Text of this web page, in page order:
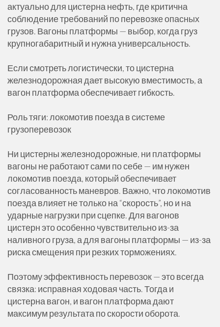
актуально для цистерна нефть, где критична
соблюдение требований по перевозке опасных
грузов. Вагоны платформы — выбор, когда груз
крупногабаритный и нужна универсальность.
Если смотреть логистически, то цистерна
железнодорожная дает высокую вместимость, а
вагон платформа обеспечивает гибкость.
Роль тяги: локомотив поезда в системе
грузоперевозок
Ни цистерны железнодорожные, ни платформы
вагоны не работают сами по себе — им нужен
локомотив поезда, который обеспечивает
согласованность маневров. Важно, что локомотив
поезда влияет не только на “скорость”, но и на
ударные нагрузки при сцепке. Для вагонов
цистерн это особенно чувствительно из-за
наливного груза, а для вагоны платформы — из-за
риска смещения при резких торможениях.
Поэтому эффективность перевозок — это всегда
связка: исправная ходовая часть. Тогда и
цистерна вагон, и вагон платформа дают
максимум результата по скорости оборота.